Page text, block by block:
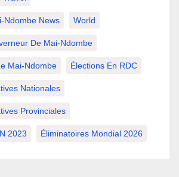
Ndombe News World
De Mai-Ndombe
Mai-Ndombe Élections En RDC
Nationales
Provinciales
2023 Éliminatoires Mondial 2026